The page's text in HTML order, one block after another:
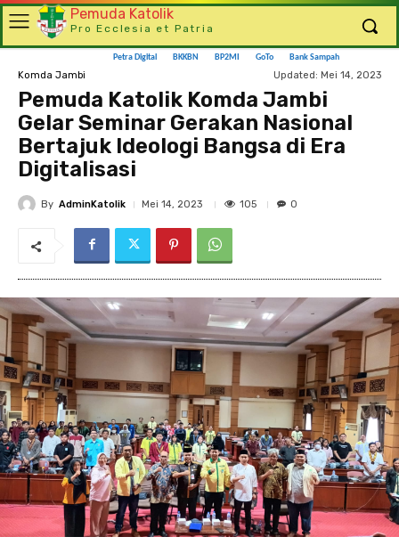
Pemuda Katolik
Pro Ecclesia et Patria
Petra Digital BKKBN BP2MI GoTo Bank Sampah
Komda Jambi Updated: Mei 14, 2023
Pemuda Katolik Komda Jambi
Gelar Seminar Gerakan Nasional
Bertajuk Ideologi Bangsa di Era
Digitalisasi
By AdminKatolik Mei 14, 2023 105 0